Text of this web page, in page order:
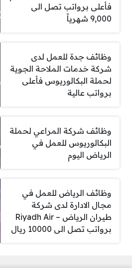
فأعلى برواتب تصل الى
9,000 شهرياً
وظائف جدة للعمل لدى
شركة خدمات الملاحة الجوية
لحملة البكالوريوس فأعلى
برواتب عالية
وظائف شركة المراعي لحملة
البكالوريوس للعمل في
الرياض اليوم
وظائف الرياض للعمل في
مجال الادارة لدى شركة
طيران الرياض – Riyadh Air
برواتب تصل الى 10000 ريال